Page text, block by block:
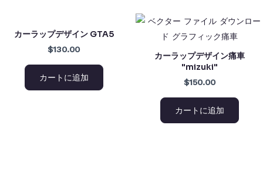
カーラップデザイン GTA5
$130.00
カートに追加
カーラップデザイン痛車
"mizuki"
$150.00
カートに追加